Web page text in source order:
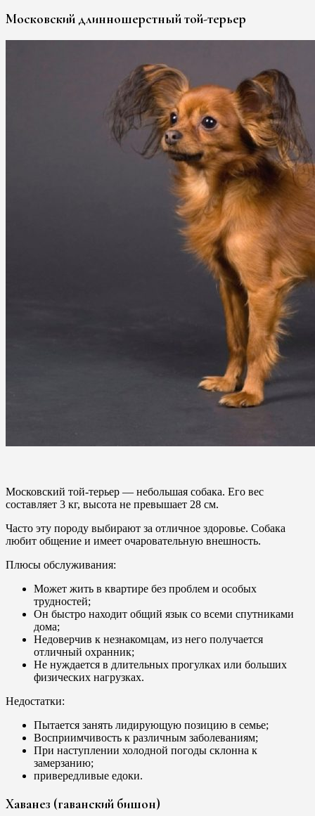
Московский длинношерстный той-терьер
Московский той-терьер — небольшая собака. Его вес
составляет 3 кг, высота не превышает 28 см.
Часто эту породу выбирают за отличное здоровье. Собака
любит общение и имеет очаровательную внешность.
Плюсы обслуживания:
Может жить в квартире без проблем и особых
трудностей;
Он быстро находит общий язык со всеми спутниками
дома;
Недоверчив к незнакомцам, из него получается
отличный охранник;
Не нуждается в длительных прогулках или больших
физических нагрузках.
Недостатки:
Пытается занять лидирующую позицию в семье;
Восприимчивость к различным заболеваниям;
При наступлении холодной погоды склонна к
замерзанию;
привередливые едоки.
Хаванез (гаванский бишон)